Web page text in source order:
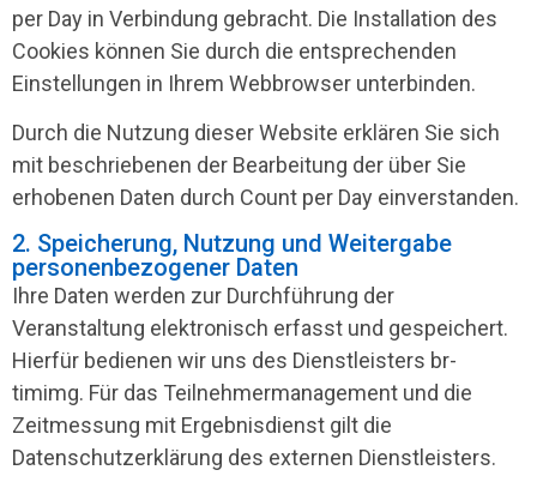
per Day in Verbindung gebracht. Die Installation des
Cookies können Sie durch die entsprechenden
Einstellungen in Ihrem Webbrowser unterbinden.
Durch die Nutzung dieser Website erklären Sie sich
mit beschriebenen der Bearbeitung der über Sie
erhobenen Daten durch Count per Day einverstanden.
2. Speicherung, Nutzung und Weitergabe
personenbezogener Daten
Ihre Daten werden zur Durchführung der
Veranstaltung elektronisch erfasst und gespeichert.
Hierfür bedienen wir uns des Dienstleisters br-
timimg. Für das Teilnehmermanagement und die
Zeitmessung mit Ergebnisdienst gilt die
Datenschutzerklärung des externen Dienstleisters.